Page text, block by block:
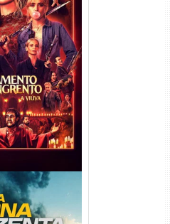
Sangrento: A
(2026) WEB-DL
4K Dual Áudio